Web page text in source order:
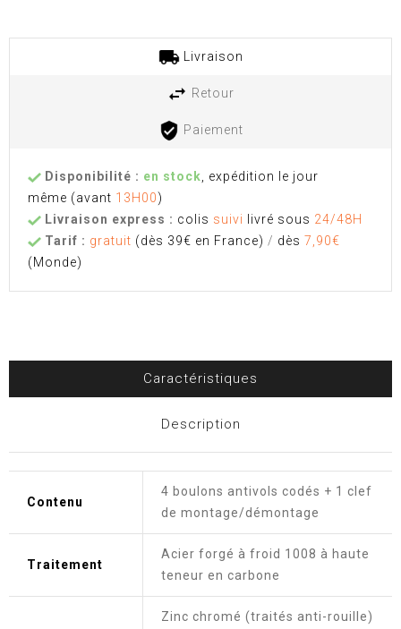
Livraison
Retour
Paiement
Disponibilité : en stock, expédition le jour
même (avant 13H00)
Livraison express : colis suivi livré sous 24/48H
Tarif : gratuit (dès 39€ en France) / dès 7,90€
(Monde)
Caractéristiques
Description
Contenu
4 boulons antivols codés + 1 clef
de montage/démontage
Traitement
Acier forgé à froid 1008 à haute
teneur en carbone
Zinc chromé (traités anti-rouille)